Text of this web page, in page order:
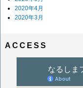
2020年4月
2020年3月
ACCESS